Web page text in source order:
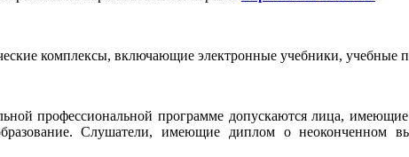
комплексы, включающие электронные учебники, учебные
профессиональной программе допускаются лица,имеющие
Слушатели, имеющие диплом о неоконченном